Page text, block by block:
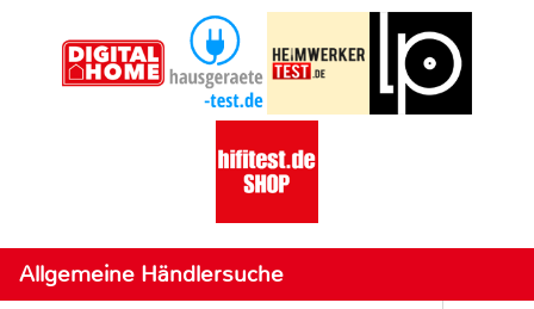
Allgemeine Händlersuche